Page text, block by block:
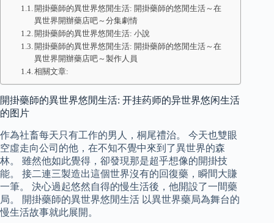
開掛藥師的異世界悠閒生活: 開掛藥師的悠閒生活～在
異世界開辦藥店吧～分集劇情
開掛藥師的異世界悠閒生活: 小說
開掛藥師的異世界悠閒生活: 開掛藥師的悠閒生活～在
異世界開辦藥店吧～製作人員
相關文章:
開掛藥師的異世界悠閒生活: 开挂药师的异世界悠闲生活
的图片
作為社畜每天只有工作的男人，桐尾禮治。 今天也雙眼
空虛走向公司的他，在不知不覺中來到了異世界的森
林。 雖然他如此覺得，卻發現那是超乎想像的開掛技
能。 接二連三製造出這個世界沒有的回復藥，瞬間大賺
一筆。 決心過起悠然自得的慢生活後，他開設了一間藥
局。 開掛藥師的異世界悠閒生活 以異世界藥局為舞台的
慢生活故事就此展開。